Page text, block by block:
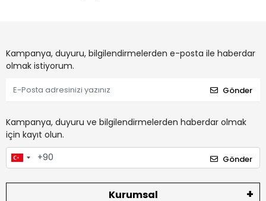
Kampanya, duyuru, bilgilendirmelerden e-posta ile haberdar
olmak istiyorum.
Gönder
Kampanya, duyuru ve bilgilendirmelerden haberdar olmak
için kayıt olun.
Gönder
Kurumsal